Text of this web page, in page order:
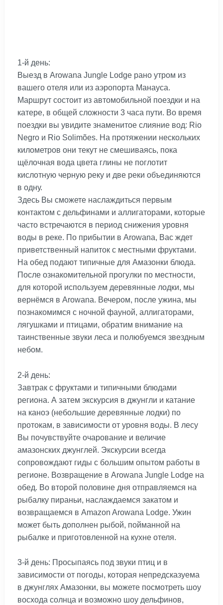
1-й день:
Выезд в Arowana Jungle Lodge рано утром из
вашего отеля или из аэропорта Манауса.
Маршрут состоит из автомобильной поездки и на
катере, в общей сложности 3 часа пути. Во время
поездки вы увидите знаменитое слияние вод: Rio
Negro и Rio Solimões. На протяжении нескольких
километров они текут не смешиваясь, пока
щёлочная вода цвета глины не поглотит
кислотную черную реку и две реки объединяются
в одну.
Здесь Вы сможете наслаждиться первым
контактом с дельфинами и аллигаторами, которые
часто встречаются в период снижения уровня
воды в реке. По прибытии в Arowana, Вас ждет
приветственный напиток с местными фруктами.
На обед подают типичные для Амазонки блюда.
После ознакомительной прогулки по местности,
для которой используем деревянные лодки, мы
вернёмся в Arowana. Вечером, после ужина, мы
познакомимся с ночной фауной, аллигаторами,
лягушками и птицами, обратим внимание на
таинственные звуки леса и полюбуемся звездным
небом.
2-й день:
Завтрак с фруктами и типичными блюдами
региона. А затем экскурсия в джунгли и катание
на каноэ (небольшие деревянные лодки) по
протокам, в зависимости от уровня воды. В лесу
Вы почувствуйте очарование и величие
амазонских джунглей. Экскурсии всегда
сопровождают гиды с большим опытом работы в
регионе. Возвращение в Arowana Jungle Lodge на
обед. Во второй половине дня отправляемся на
рыбалку пираньи, наслаждаемся закатом и
возвращаемся в Amazon Arowana Lodge. Ужин
может быть дополнен рыбой, пойманной на
рыбалке и приготовленной на кухне отеля.
3-й день: Просыпаясь под звуки птиц и в
зависимости от погоды, которая непредсказуема
в джунглях Амазонки, вы можете посмотреть шоу
восхода солнца и возможно шоу дельфинов,